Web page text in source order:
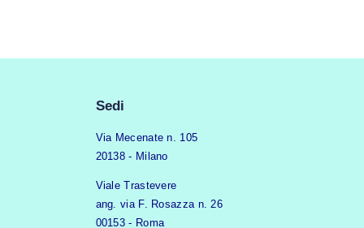
Sedi
Via Mecenate n. 105
20138 - Milano
Viale Trastevere
ang. via F. Rosazza n. 26
00153 - Roma